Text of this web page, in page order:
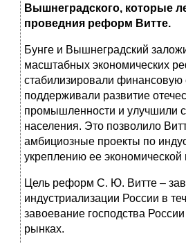
Вышнеградского, которые
проведния реформ Витте.
Бунге и Вышнеградский
масштабных экономических
стабилизировали финансовую
поддерживали развитие
промышленности и улучшили
населения. Это позволило
амбициозные проекты по
укреплению ее
Цель реформ С. Ю. Витте –
индустриализации России в
завоевание господства
рынках.